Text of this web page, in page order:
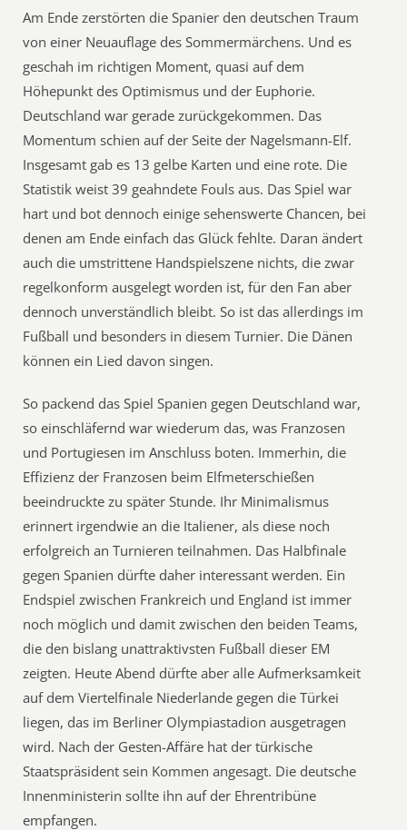
Am Ende zerstörten die Spanier den deutschen Traum
von einer Neuauflage des Sommermärchens. Und es
geschah im richtigen Moment, quasi auf dem
Höhepunkt des Optimismus und der Euphorie.
Deutschland war gerade zurückgekommen. Das
Momentum schien auf der Seite der Nagelsmann-Elf.
Insgesamt gab es 13 gelbe Karten und eine rote. Die
Statistik weist 39 geahndete Fouls aus. Das Spiel war
hart und bot dennoch einige sehenswerte Chancen, bei
denen am Ende einfach das Glück fehlte. Daran ändert
auch die umstrittene Handspielszene nichts, die zwar
regelkonform ausgelegt worden ist, für den Fan aber
dennoch unverständlich bleibt. So ist das allerdings im
Fußball und besonders in diesem Turnier. Die Dänen
können ein Lied davon singen.
So packend das Spiel Spanien gegen Deutschland war,
so einschläfernd war wiederum das, was Franzosen
und Portugiesen im Anschluss boten. Immerhin, die
Effizienz der Franzosen beim Elfmeterschießen
beeindruckte zu später Stunde. Ihr Minimalismus
erinnert irgendwie an die Italiener, als diese noch
erfolgreich an Turnieren teilnahmen. Das Halbfinale
gegen Spanien dürfte daher interessant werden. Ein
Endspiel zwischen Frankreich und England ist immer
noch möglich und damit zwischen den beiden Teams,
die den bislang unattraktivsten Fußball dieser EM
zeigten. Heute Abend dürfte aber alle Aufmerksamkeit
auf dem Viertelfinale Niederlande gegen die Türkei
liegen, das im Berliner Olympiastadion ausgetragen
wird. Nach der Gesten-Affäre hat der türkische
Staatspräsident sein Kommen angesagt. Die deutsche
Innenministerin sollte ihn auf der Ehrentribüne
empfangen.